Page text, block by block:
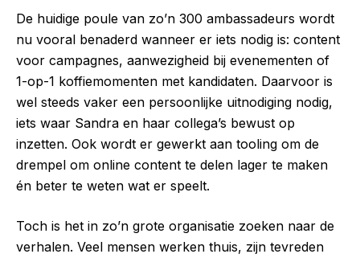
De huidige poule van zo’n 300 ambassadeurs wordt
nu vooral benaderd wanneer er iets nodig is: content
voor campagnes, aanwezigheid bij evenementen of
1-op-1 koffiemomenten met kandidaten. Daarvoor is
wel steeds vaker een persoonlijke uitnodiging nodig,
iets waar Sandra en haar collega’s bewust op
inzetten. Ook wordt er gewerkt aan tooling om de
drempel om online content te delen lager te maken
én beter te weten wat er speelt.
Toch is het in zo’n grote organisatie zoeken naar de
verhalen. Veel mensen werken thuis, zijn tevreden